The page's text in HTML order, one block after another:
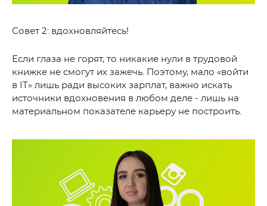
Совет 2: вдохновляйтесь!
Если глаза не горят, то никакие нули в трудовой
книжке не смогут их зажечь. Поэтому, мало «войти
в IT» лишь ради высоких зарплат, важно искать
источники вдохновения в любом деле - лишь на
материальном показателе карьеру не построить.